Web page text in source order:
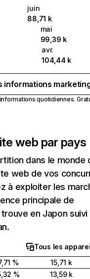
juin
88,71 k
mai
99,39 k
avr.
104,44 k
informations
quotidiennes.
web par pays
dans le monde
web de vos
à exploiter les
principale de
en Japon suivi
Tous les
%
15,71 k
%
13,59 k